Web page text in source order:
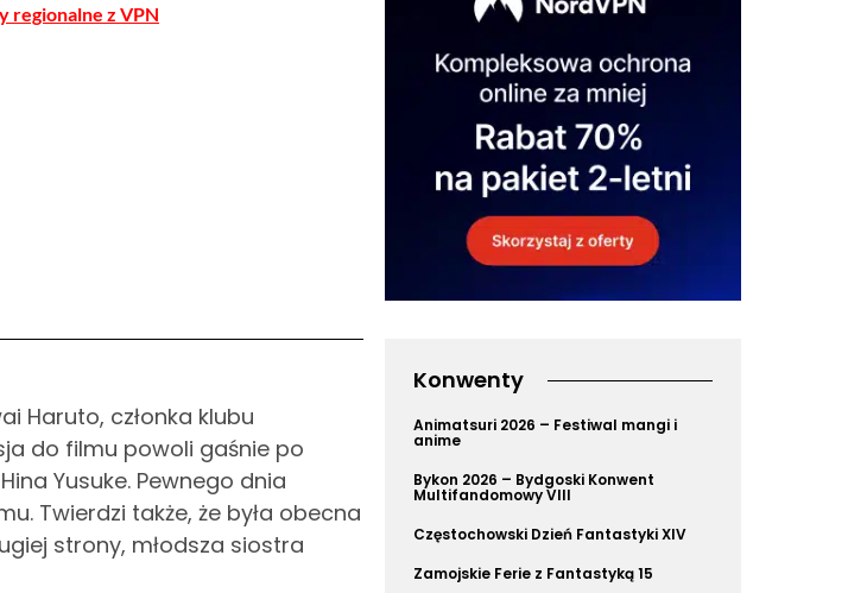
regionalne z VPN
Haruto, członka klubu
do filmu powoli gaśnie po
Yusuke. Pewnego dnia
Twierdzi także, że była obecna
strony, młodsza siostra
Konwenty
Animatsuri 2026 – Festiwal mangi i
anime
Bykon 2026 – Bydgoski Konwent
Multifandomowy VIII
Częstochowski Dzień Fantastyki XIV
Zamojskie Ferie z Fantastyką 15